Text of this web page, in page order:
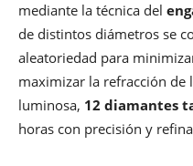
mediante la técnica del
de distintos diámetros se
aleatoriedad para
maximizar la refracción de
luminosa, 12 diamantes
horas con precisión y